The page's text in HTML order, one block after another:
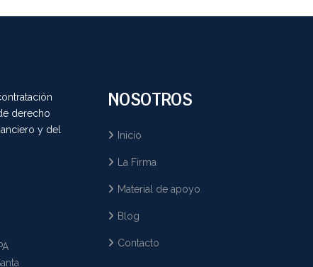
derecho
y del
NOSOTROS
Inicio
La Firma
Material de apoyo
Blog
Contacto